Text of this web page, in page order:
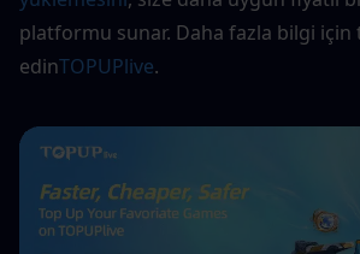
platformu sunar. Daha fazla bilgi için
edinTOPUPlive.